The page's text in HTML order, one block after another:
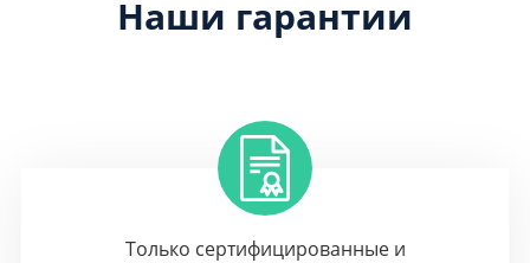
Наши гарантии
Только сертифицированные и